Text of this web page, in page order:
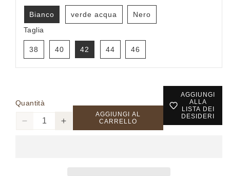
Bianco verde acqua
Nero
Taglia
38 40 42 44 46
Quantità
DiminuisciAumenta
AGGIUNGI AL
CARRELLO
AGGIUNGI
ALLA
LISTA DEI
DESIDERI